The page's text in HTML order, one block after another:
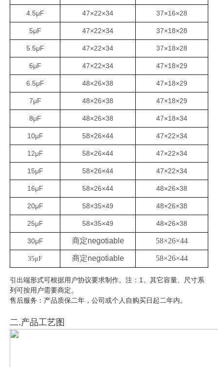
4.5μF 47×22×34 37×16×28
5μF 47×22×34 37×18×28
5.5μF 47×22×34 37×18×28
6μF 47×22×34 47×18×29
6.5μF 48×26×38 47×18×29
7μF 48×26×38 47×18×29
8μF 48×26×38 47×18×34
10μF 58×26×44 47×22×34
12μF 58×26×44 47×22×34
15μF 58×26×44 47×22×34
16μF 58×26×44 48×26×38
20μF 58×35×49 48×26×38
25μF 58×35×49 48×26×38
30μF 商定negotiable 58×26×44
35μF 商定negotiable 58×26×44
引出端形式可根据用户协议要求制作。注：1、其它容量、尺寸系
列可按用户需要商定。
售后服务：产品质保二年，公司或个人自购买日起二年内。
二.产品工艺图